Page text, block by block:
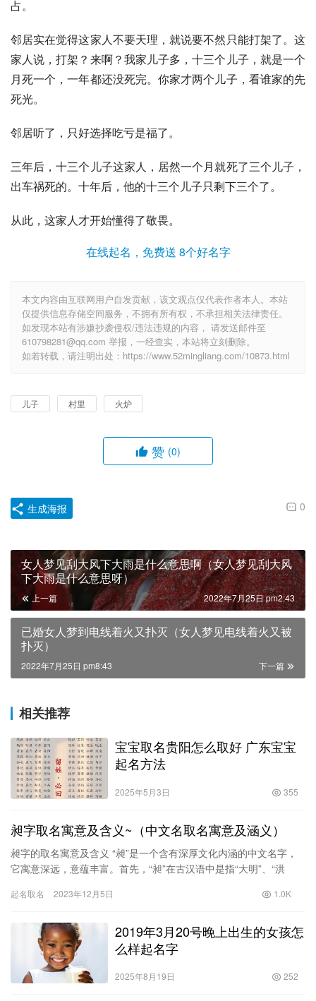
占。
邻居实在觉得这家人不要天理，就说要不然只能打架了。这
家人说，打架？来啊？我家儿子多，十三个儿子，就是一个
月死一个，一年都还没死完。你家才两个儿子，看谁家的先
死光。
邻居听了，只好选择吃亏是福了。
三年后，十三个儿子这家人，居然一个月就死了三个儿子，
出车祸死的。十年后，他的十三个儿子只剩下三个了。
从此，这家人才开始懂得了敬畏。
在线起名，免费送 8个好名字
本文内容由互联网用户自发贡献，该文观点仅代表作者本人。本站
仅提供信息存储空间服务，不拥有所有权，不承担相关法律责任。
如发现本站有涉嫌抄袭侵权/违法违规的内容， 请发送邮件至
610798281@qq.com 举报，一经查实，本站将立刻删除。
如若转载，请注明出处：https://www.52mingliang.com/10873.html
儿子 村里 火炉
赞 (0)
0
生成海报
女人梦见刮大风下大雨是什么意思啊（女人梦见刮大风
下大雨是什么意思呀）
上一篇 2022年7月25日 pm2:43
已婚女人梦到电线着火又扑灭（女人梦见电线着火又被
扑灭）
下一篇
2022年7月25日 pm8:43
相关推荐
宝宝取名贵阳怎么取好 广东宝宝
起名方法
2025年5月3日 355
昶字取名寓意及含义~（中文名取名寓意及涵义）
昶字的取名寓意及含义 “昶”是一个含有深厚文化内涵的中文名字，
它寓意深远，意蕴丰富。首先，“昶”在古汉语中是指“大明”、“洪
起名取名 2023年12月5日 1.0K
2019年3月20号晚上出生的女孩怎
么样起名字
2025年8月19日 252